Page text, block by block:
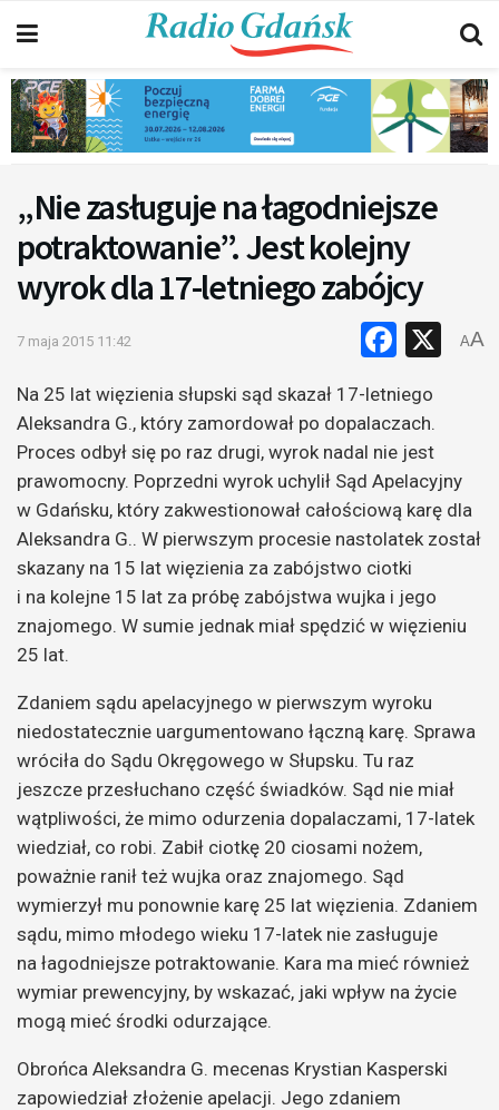
„Nie zasługuje na łagodniejsze
potraktowanie”. Jest kolejny
wyrok dla 17-letniego zabójcy
7 maja 2015 11:42 X
AA
Na 25 lat więzienia słupski sąd skazał 17-letniego
Aleksandra G., który zamordował po dopalaczach.
Proces odbył się po raz drugi, wyrok nadal nie jest
prawomocny. Poprzedni wyrok uchylił Sąd Apelacyjny
w Gdańsku, który zakwestionował całościową karę dla
Aleksandra G.. W pierwszym procesie nastolatek został
skazany na 15 lat więzienia za zabójstwo ciotki
i na kolejne 15 lat za próbę zabójstwa wujka i jego
znajomego. W sumie jednak miał spędzić w więzieniu
25 lat.
Zdaniem sądu apelacyjnego w pierwszym wyroku
niedostatecznie uargumentowano łączną karę. Sprawa
wróciła do Sądu Okręgowego w Słupsku. Tu raz
jeszcze przesłuchano część świadków. Sąd nie miał
wątpliwości, że mimo odurzenia dopalaczami, 17-latek
wiedział, co robi. Zabił ciotkę 20 ciosami nożem,
poważnie ranił też wujka oraz znajomego. Sąd
wymierzył mu ponownie karę 25 lat więzienia. Zdaniem
sądu, mimo młodego wieku 17-latek nie zasługuje
na łagodniejsze potraktowanie. Kara ma mieć również
wymiar prewencyjny, by wskazać, jaki wpływ na życie
mogą mieć środki odurzające.
Obrońca Aleksandra G. mecenas Krystian Kasperski
zapowiedział złożenie apelacji. Jego zdaniem